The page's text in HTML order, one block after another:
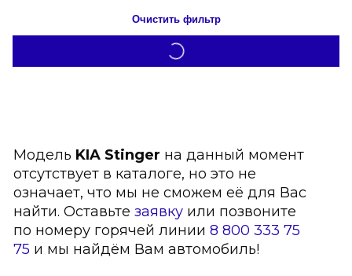
Очистить фильтр
Модель KIA Stinger на данный момент
отсутствует в каталоге, но это не
означает, что мы не сможем её для Вас
найти. Оставьте заявку или позвоните
по номеру горячей линии 8 800 333 75
75 и мы найдём Вам автомобиль!